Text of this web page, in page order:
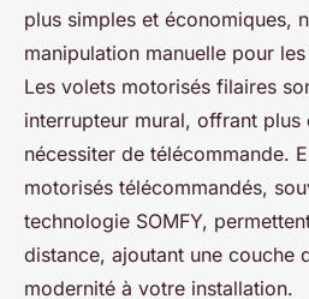
plus simples et économiques,
manipulation manuelle pour
Les volets motorisés filaires
interrupteur mural, offrant plus
nécessiter de télécommande.
motorisés télécommandés,
technologie SOMFY,
distance, ajoutant une couche
modernité à votre installation.